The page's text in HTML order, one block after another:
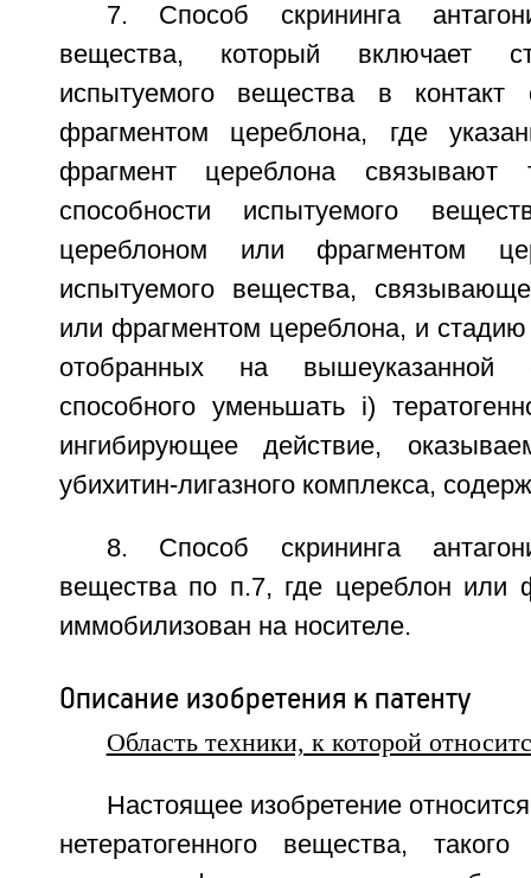
7. Способ скрининга
вещества, который включает
испытуемого вещества в
фрагментом цереблона, где
фрагмент цереблона связывают
способности испытуемого
цереблоном или фрагментом
испытуемого вещества,
или фрагментом цереблона, и
отобранных на вышеуказанной
способного уменьшать i)
ингибирующее действие,
убихитин-лигазного комплекса,
8. Способ скрининга
вещества по п.7, где цереблон или
иммобилизован на носителе.
Описание изобретения к патенту
Область техники, к которой
Настоящее изобретение
нетератогенного вещества,